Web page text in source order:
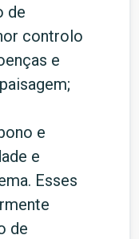
de
controlo
e
e
e
Esses
de